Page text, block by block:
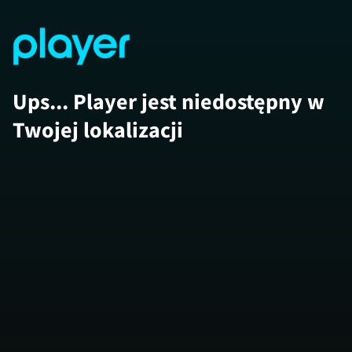
Ups... Player jest niedostępny w
Twojej lokalizacji